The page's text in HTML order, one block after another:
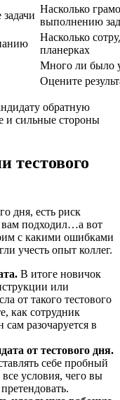
Насколько
выполнению
Насколько
планерках
Много ли было
Оцените
обратную
и сильные стороны
тестового
дня, есть риск
вам подходил…а вот
с какими ошибками
учесть опыт коллег.
В итоге новичок
или
от такого тестового
как сотрудник
разочаруется в
от тестового дня.
себе пробный
условия, чего вы